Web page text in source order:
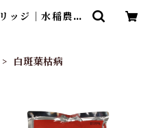
ッジ｜水稲農薬
白斑葉枯病